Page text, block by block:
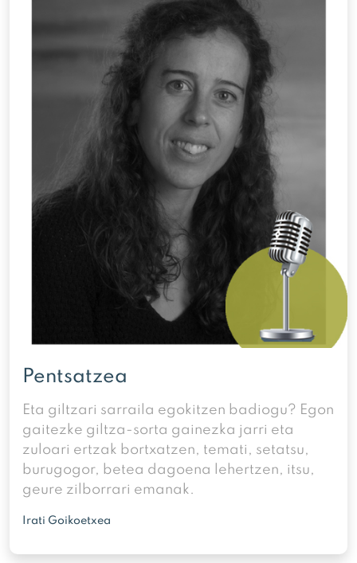
Pentsatzea
Eta giltzari sarraila egokitzen badiogu? Egon
gaitezke giltza-sorta gainezka jarri eta
zuloari ertzak bortxatzen, temati, setatsu,
burugogor, betea dagoena lehertzen, itsu,
geure zilborrari emanak.
Irati Goikoetxea